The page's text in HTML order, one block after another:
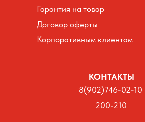
КОНТАКТЫ
Договор оферты
Гарантия на товар
8(902)746-02-10
200-210
Корпоративным клиентам